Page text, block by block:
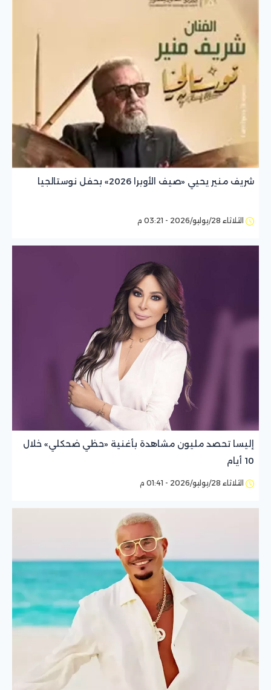
شريف منير يحيي «صيف الأوبرا 2026» بحفل نوستالجيا
الثلاثاء 28/يوليو/2026 - 03:21 م
إليسا تحصد مليون مشاهدة بأغنية «حظي ضحكلي» خلال
10 أيام
الثلاثاء 28/يوليو/2026 - 01:41 م